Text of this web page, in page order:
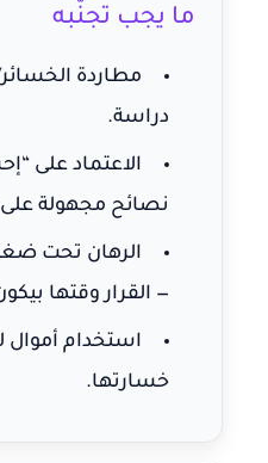
ما يجب تجنّبه
مطاردة
دراسة.
الاعتماد على
نصائح مجهولة على
الرهان تحت
— القرار وقتها
استخدام
خسارتها.